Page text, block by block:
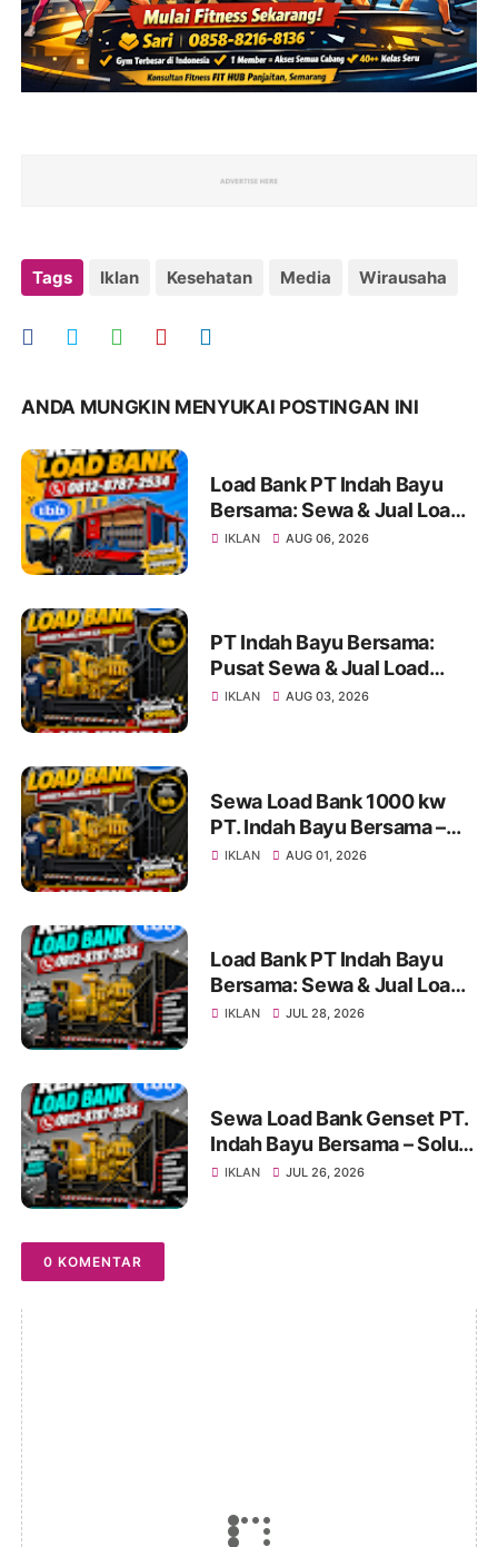
Tags Iklan Kesehatan Media Wirausaha
ANDA MUNGKIN MENYUKAI POSTINGAN INI
Load Bank PT Indah Bayu
Bersama: Sewa & Jual Load
Bank Terpercaya Jakarta |
IKLAN AUG 06, 2026
PT Indah Bayu Bersama:
Pusat Sewa & Jual Load
Bank Andal untuk Pengujian
IKLAN AUG 03, 2026
Sewa Load Bank 1000 kw
PT. Indah Bayu Bersama –
Solusi Profesional Pengujian
IKLAN AUG 01, 2026
Load Bank PT Indah Bayu
Bersama: Sewa & Jual Load
Bank Terpercaya
IKLAN JUL 28, 2026
Sewa Load Bank Genset PT.
Indah Bayu Bersama – Solusi
Profesional untuk Pengujian
IKLAN JUL 26, 2026
0 KOMENTAR